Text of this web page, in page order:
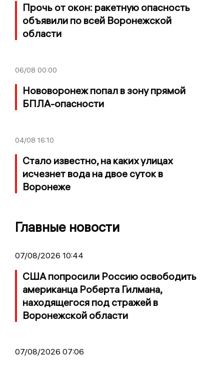
Прочь от окон: ракетную опасность
объявили по всей Воронежской
области
06/08 00:00
Нововоронеж попал в зону прямой
БПЛА-опасности
04/08 16:10
Стало известно, на каких улицах
исчезнет вода на двое суток в
Воронеже
Главные новости
07/08/2026 10:44
США попросили Россию освободить
американца Роберта Гилмана,
находящегося под стражей в
Воронежской области
07/08/2026 07:06